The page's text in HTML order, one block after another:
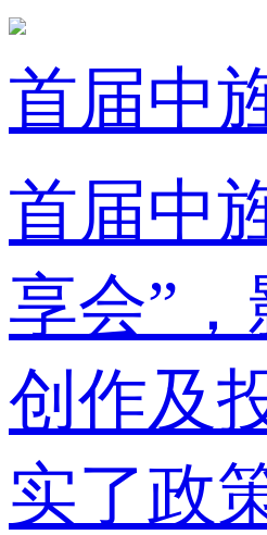
首届中
首届中
享会”
创作及
实了政